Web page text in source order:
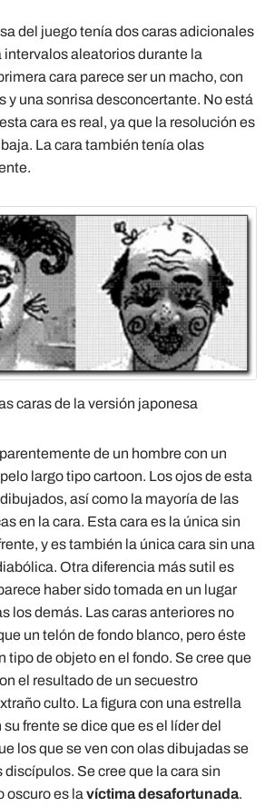
del juego tenía dos caras adicionales
intervalos aleatorios durante la
cara parece ser un macho, con
y una sonrisa desconcertante. No está
cara es real, ya que la resolución es
La cara también tenía olas
caras de la versión japonesa
de un hombre con un
largo tipo cartoon. Los ojos de esta
así como la mayoría de las
en la cara. Esta cara es la única sin
y es también la única cara sin una
Otra diferencia más sutil es
haber sido tomada en un lugar
los demás. Las caras anteriores no
un telón de fondo blanco, pero éste
tipo de objeto en el fondo. Se cree que
el resultado de un secuestro
culto. La figura con una estrella
frente se dice que es el líder del
los que se ven con olas dibujadas se
discípulos. Se cree que la cara sin
oscuro es la víctima desafortunada.